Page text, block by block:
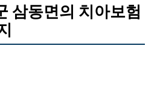
삼동면의 치아보험